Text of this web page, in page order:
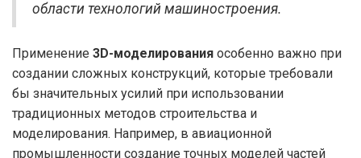
области технологий машиностроения.
Применение 3D-моделирования особенно важно при
создании сложных конструкций, которые требовали
бы значительных усилий при использовании
традиционных методов строительства и
моделирования. Например, в авиационной
промышленности создание точных моделей частей